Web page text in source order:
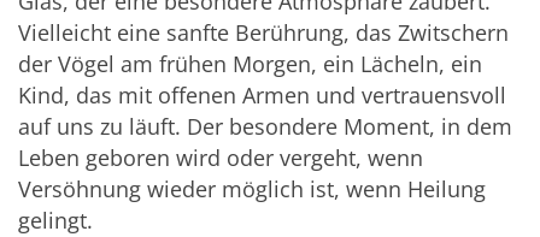
Vielleicht eine sanfte Berührung, das Zwitschern
der Vögel am frühen Morgen, ein Lächeln, ein
Kind, das mit offenen Armen und vertrauensvoll
auf uns zu läuft. Der besondere Moment, in dem
Leben geboren wird oder vergeht, wenn
Versöhnung wieder möglich ist, wenn Heilung
gelingt.